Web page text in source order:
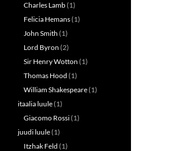
Charles Lamb(1)
Felicia Hemans(1)
John Smith (1)
Lord Byron (2)
Sir Henry Wotton (1)
Thomas Hood (1)
William Shakespeare(1)
itaalia luule(1)
Giacomo Rossi(1)
juudi luule(1)
Itzhak Feld (1)